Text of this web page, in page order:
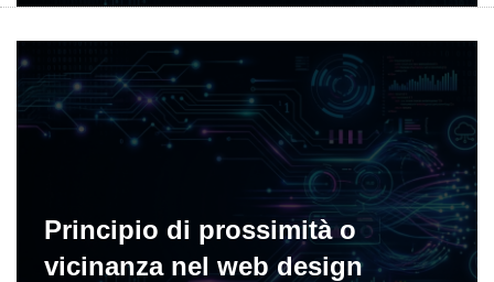
Principio di prossimità o
vicinanza nel web design